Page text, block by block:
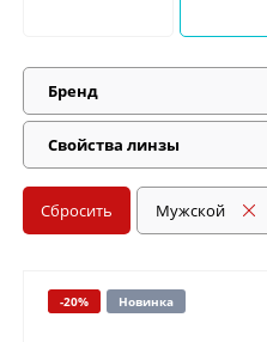
Бренд
Свойства линзы
Сбросить Мужской
-20% Новинка